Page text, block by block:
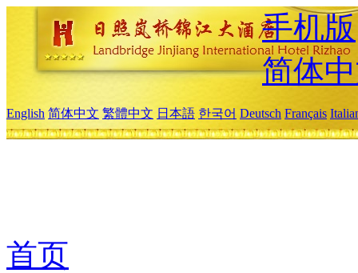
手机版
简体
English 简体中文 繁體中文 日本語 한국어 Deutsch Français
首页